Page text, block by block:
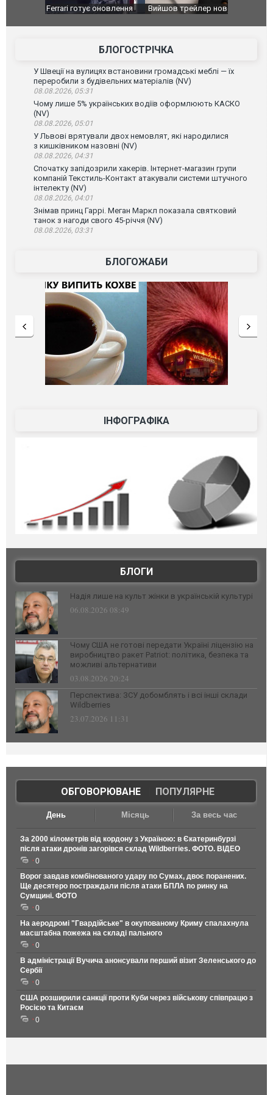
Вийшов трейлер нової екранізації легендарного
БЛОГОСТРІЧКА
У Швеції на вулицях встановини громадські меблі — їх
переробили з будівельних матеріалів (NV)
08.08.2026, 05:31
Чому лише 5% українських водіїв оформлюють КАСКО
(NV)
08.08.2026, 05:01
У Львові врятували двох немовлят, які народилися
з кишківником назовні (NV)
08.08.2026, 04:31
Спочатку запідозрили хакерів. Інтернет-магазин групи
компаній Текстиль-Контакт атакували системи штучного
інтелекту (NV)
08.08.2026, 04:01
Знімав принц Гаррі. Меган Маркл показала святковий
танок з нагоди свого 45-річчя (NV)
08.08.2026, 03:31
БЛОГОЖАБИ
ІНФОГРАФІКА
БЛОГИ
Надія лише на культ жінки в українській культурі
06.08.2026 08:49
Чому США не готові передати Україні ліцензію на
виробництво ракет Patriot: політика, безпека та
можливі альтернативи
03.08.2026 20:24
Перспектива: ЗСУ добомблять і всі інші склади
Wildberries
23.07.2026 11:31
ОБГОВОРЮВАНЕ| ПОПУЛЯРНЕ
День Місяць За весь час
За 2000 кілометрів від кордону з Україною: в Єкатеринбурзі
після атаки дронів загорівся склад Wildberries. ФОТО. ВІДЕО
0
Ворог завдав комбінованого удару по Сумах, двоє поранених.
Ще десятеро постраждали після атаки БПЛА по ринку на
Сумщині. ФОТО
0
На аеродромі "Гвардійське" в окупованому Криму спалахнула
масштабна пожежа на складі пального
0
В адміністрації Вучича анонсували перший візит Зеленського до
Сербії
0
США розширили санкції проти Куби через військову співпрацю з
Росією та Китаєм
0